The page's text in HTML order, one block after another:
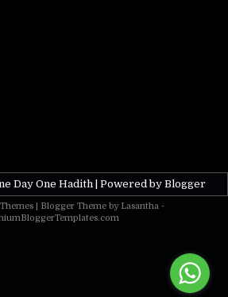
Day One Hadith| Powered by Blogger
| Blogger Theme by Lasantha-